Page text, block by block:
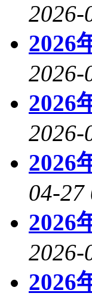
2026-
2026
2026-
2026
2026-
2026
04-27
2026
2026-
2026